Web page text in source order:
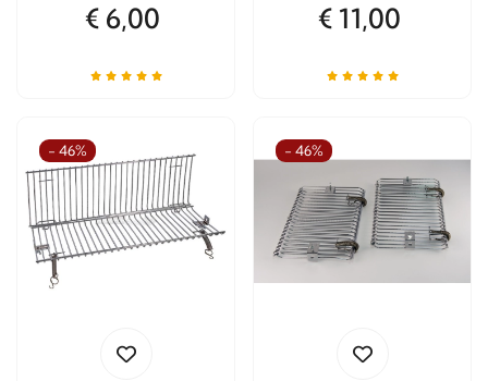
€ 6,00 € 11,00
- 46% - 46%